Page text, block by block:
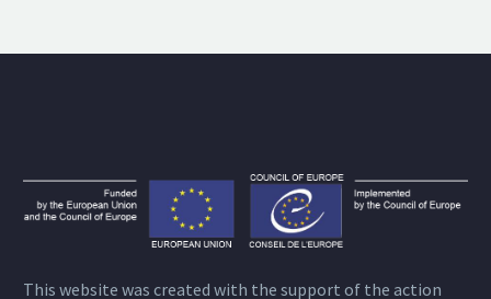
This website was created with the support of the action